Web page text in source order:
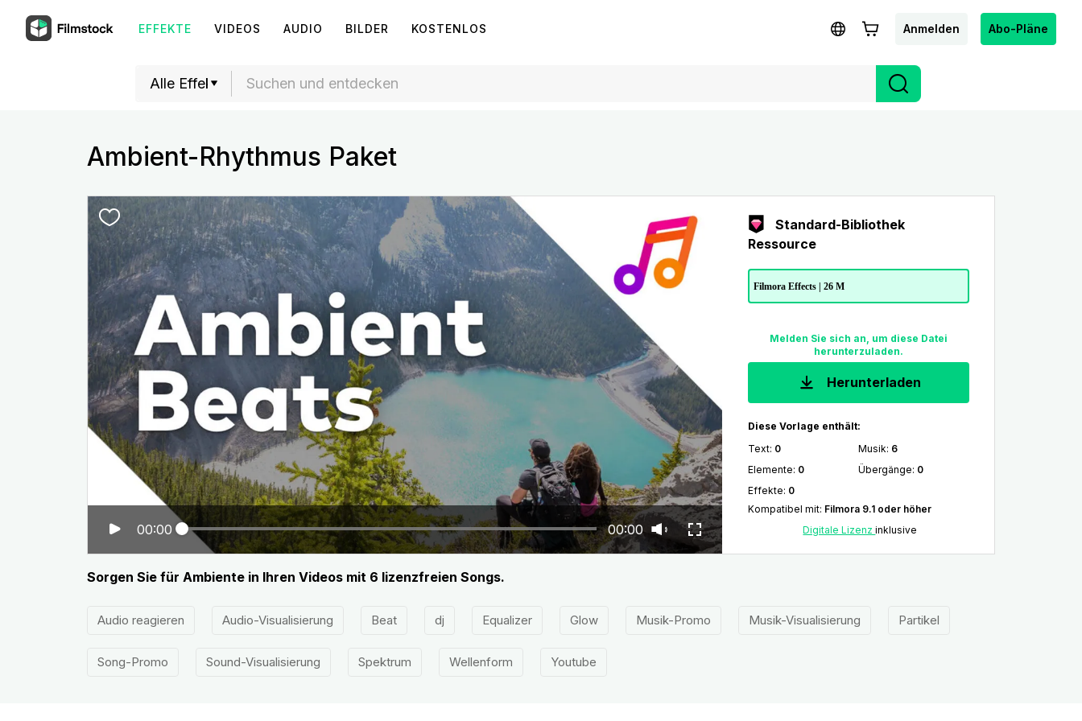
EFFEKTE VIDEOS AUDIO BILDER KOSTENLOS Anmelden Abo-Pläne
Ambient-Rhythmus Paket
00:00 00:00
Standard-Bibliothek
Ressource
Filmora Effects | 26 M
Melden Sie sich an, um diese Datei
herunterzuladen.
Herunterladen
Diese Vorlage enthält:
Text: 0 Musik: 6
Elemente: 0 Übergänge: 0
Effekte: 0
Kompatibel mit: Filmora 9.1 oder höher
Digitale Lizenzinklusive
Sorgen Sie für Ambiente in Ihren Videos mit 6 lizenzfreien Songs.
Audio reagieren Audio-Visualisierung Beat dj Equalizer Glow Musik-Promo Musik-Visualisierung Partikel
Song-Promo Sound-Visualisierung Spektrum Wellenform Youtube